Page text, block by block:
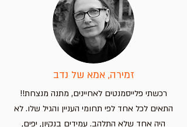
זמירה, אמא של נדב
רכשתי פלייסמנטים לאחיינים, מתנה מנצחת!!
התאים לכל אחד לפי תחומי העניין והגיל שלו. לא
היה אחד שלא התלהב. עמידים בנקיון, יפים,